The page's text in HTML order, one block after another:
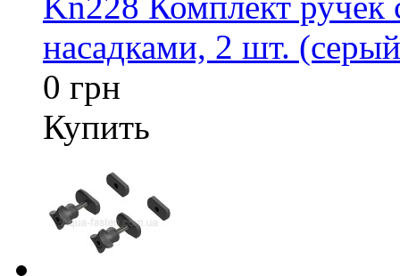
насадками, 2 шт.
0 грн
Купить